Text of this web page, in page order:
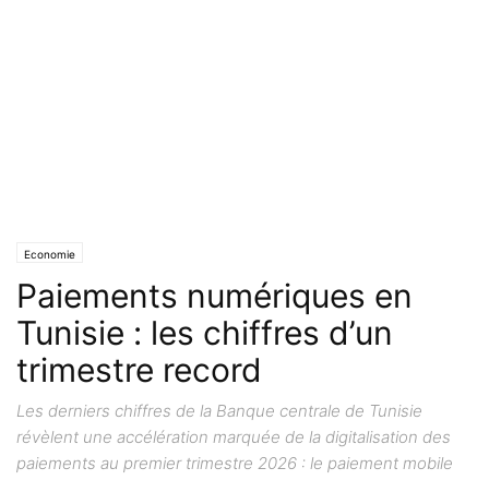
Economie
Paiements numériques en
Tunisie : les chiffres d’un
trimestre record
Les derniers chiffres de la Banque centrale de Tunisie
révèlent une accélération marquée de la digitalisation des
paiements au premier trimestre 2026 : le paiement mobile